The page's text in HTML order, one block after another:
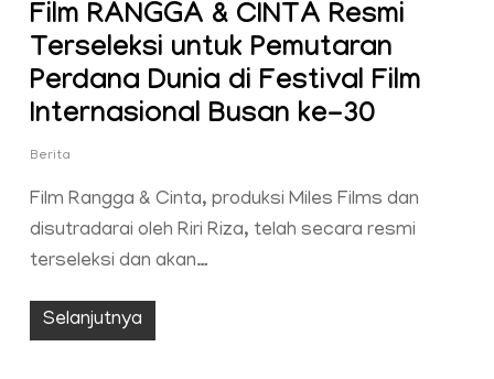
Film RANGGA & CINTA Resmi
Terseleksi untuk Pemutaran
Perdana Dunia di Festival Film
Internasional Busan ke-30
Berita
Film Rangga & Cinta, produksi Miles Films dan
disutradarai oleh Riri Riza, telah secara resmi
terseleksi dan akan…
Selanjutnya